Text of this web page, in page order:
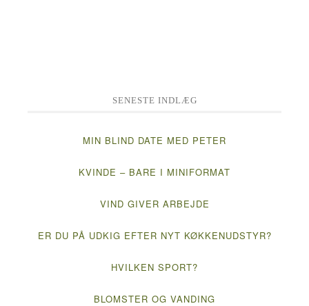
SENESTE INDLÆG
MIN BLIND DATE MED PETER
KVINDE – BARE I MINIFORMAT
VIND GIVER ARBEJDE
ER DU PÅ UDKIG EFTER NYT KØKKENUDSTYR?
HVILKEN SPORT?
BLOMSTER OG VANDING